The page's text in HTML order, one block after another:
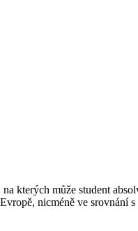
kterých může student
nicméně ve